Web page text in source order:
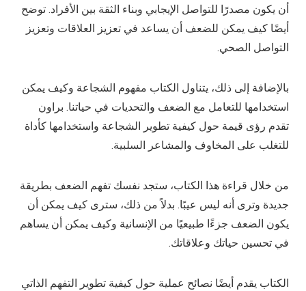
أن يكون مصدرًا للتواصل الإيجابي وبناء الثقة بين الأفراد. توضح
أيضًا كيف يمكن للضعف أن يساعد في تعزيز العلاقات وتعزيز
التواصل الصحي.
بالإضافة إلى ذلك، يتناول الكتاب مفهوم الشجاعة وكيف يمكن
استخدامها للتعامل مع الضعف والتحديات في حياتنا. براون
تقدم رؤى قيمة حول كيفية تطوير الشجاعة واستخدامها كأداة
للتغلب على المخاوف والمشاعر السلبية.
من خلال قراءة هذا الكتاب، ستجد نفسك تفهم الضعف بطريقة
جديدة وترى أنه ليس عيبًا. بدلاً من ذلك، سترى كيف يمكن أن
يكون الضعف جزءًا طبيعيًا من الإنسانية وكيف يمكن أن يساهم
في تحسين حياتك وعلاقاتك.
الكتاب يقدم أيضًا نصائح عملية حول كيفية تطوير التفهم الذاتي